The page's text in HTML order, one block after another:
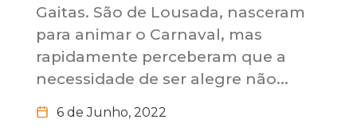
Gaitas. São de Lousada, nasceram
para animar o Carnaval, mas
rapidamente perceberam que a
necessidade de ser alegre não...
6 de Junho, 2022